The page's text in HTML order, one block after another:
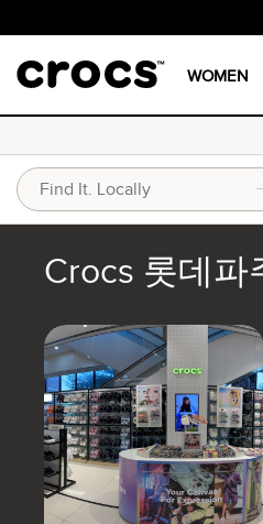
WOMEN
Crocs 롯데파